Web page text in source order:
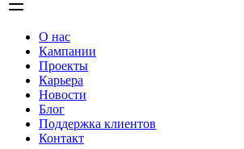
О нас
Кампании
Проекты
Карьера
Новости
Блог
Поддержка клиентов
Контакт